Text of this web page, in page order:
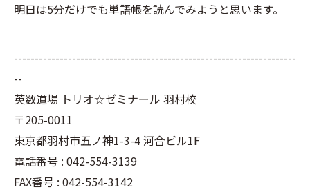
明日は5分だけでも単語帳を読んでみようと思います。
--------------------------------------------------------------------
--
英数道場 トリオ☆ゼミナール 羽村校
〒205-0011
東京都羽村市五ノ神1-3-4 河合ビル1F
電話番号 : 042-554-3139
FAX番号 : 042-554-3142